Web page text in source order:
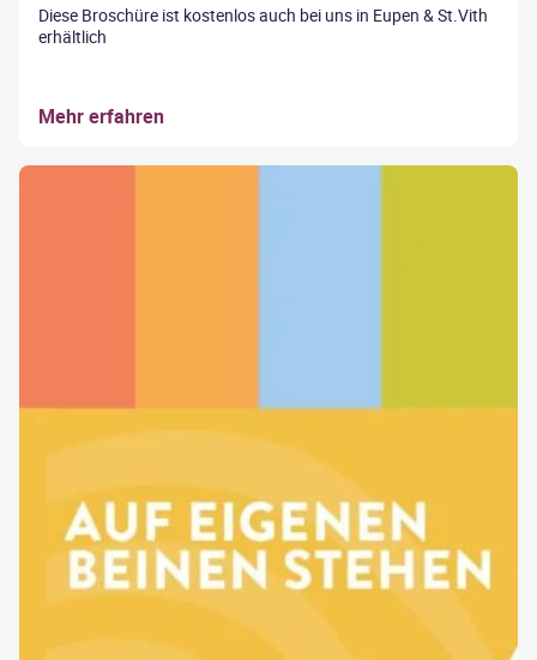
Diese Broschüre ist kostenlos auch bei uns in Eupen & St.Vith
erhältlich
Mehr erfahren